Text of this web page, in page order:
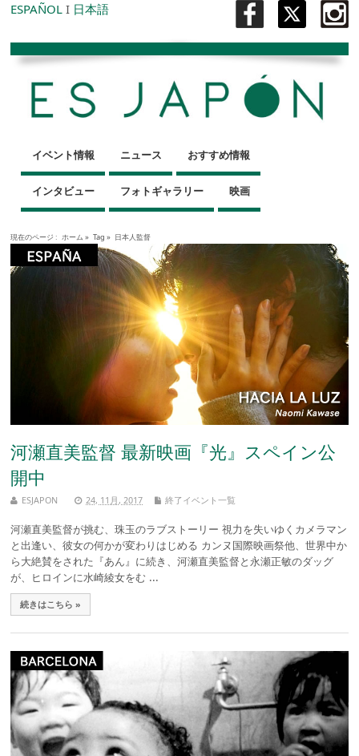
ESPAÑOL I 日本語
イベント情報 ニュース おすすめ情報
インタビュー フォトギャラリー 映画
現在のページ : ホーム » Tag » 日本人監督
河瀬直美監督 最新映画『光』スペイン公
開中
ESJAPON 24, 11月, 2017 終了イベント一覧
河瀬直美監督が挑む、珠玉のラブストーリー 視力を失いゆくカメラマン
と出逢い、彼女の何かが変わりはじめる カンヌ国際映画祭他、世界中か
ら大絶賛をされた『あん』に続き、河瀬直美監督と永瀬正敏のダッグ
が、ヒロインに水崎綾女をむ ...
続きはこちら »